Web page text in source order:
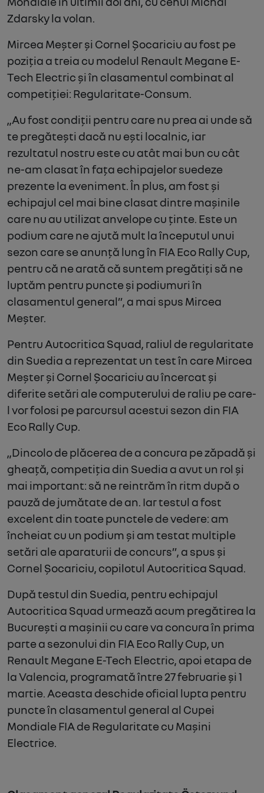
Zdarsky la volan.
Mircea Meșter și Cornel Șocariciu au fost pe
poziția a treia cu modelul Renault Megane E-
Tech Electric și în clasamentul combinat al
competiției: Regularitate-Consum.
„Au fost condiții pentru care nu prea ai unde să
te pregătești dacă nu ești localnic, iar
rezultatul nostru este cu atât mai bun cu cât
ne-am clasat în fața echipajelor suedeze
prezente la eveniment. În plus, am fost și
echipajul cel mai bine clasat dintre mașinile
care nu au utilizat anvelope cu ținte. Este un
podium care ne ajută mult la începutul unui
sezon care se anunță lung în FIA Eco Rally Cup,
pentru că ne arată că suntem pregătiți să ne
luptăm pentru puncte și podiumuri în
clasamentul general”, a mai spus Mircea
Meșter.
Pentru Autocritica Squad, raliul de regularitate
din Suedia a reprezentat un test în care Mircea
Meșter și Cornel Șocariciu au încercat și
diferite setări ale computerului de raliu pe care-
l vor folosi pe parcursul acestui sezon din FIA
Eco Rally Cup.
„Dincolo de plăcerea de a concura pe zăpadă și
gheață, competiția din Suedia a avut un rol și
mai important: să ne reintrăm în ritm după o
pauză de jumătate de an. Iar testul a fost
excelent din toate punctele de vedere: am
încheiat cu un podium și am testat multiple
setări ale aparaturii de concurs”, a spus și
Cornel Șocariciu, copilotul Autocritica Squad.
După testul din Suedia, pentru echipajul
Autocritica Squad urmează acum pregătirea la
București a mașinii cu care va concura în prima
parte a sezonului din FIA Eco Rally Cup, un
Renault Megane E-Tech Electric, apoi etapa de
la Valencia, programată între 27 februarie și 1
martie. Aceasta deschide oficial lupta pentru
puncte în clasamentul general al Cupei
Mondiale FIA de Regularitate cu Mașini
Electrice.